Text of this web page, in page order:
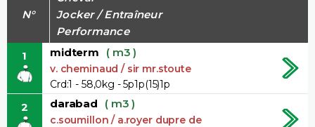
N°
Jocker / Entraîneur
Performance
1
midterm ( m3 )
v. cheminaud / sir mr.stoute
Crd:1 - 58,0kg - 5p1p(15)1p
2 darabad ( m3 )
c.soumillon / a.royer dupre de